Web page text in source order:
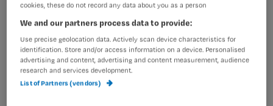
MAARSSEN – Het UMC St Radboud
gaat een klinisch pad hartchirurgie
inzetten om de kwaliteit van zorg op
cookies, these do not record any data about you as a person
We and our partners process data to provide:
Use precise geolocation data. Actively scan device characteristics for
identification. Store and/or access information on a device. Personalised
advertising and content, advertising and content measurement, audience
research and services development.
List of Partners (vendors)